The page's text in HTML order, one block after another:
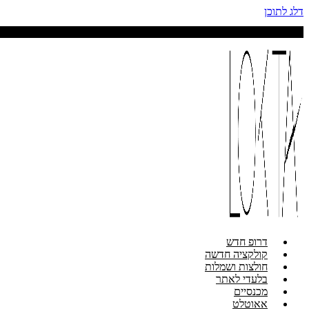
דלג לתוכן
דרופ חדש
קולקציה חדשה
חולצות ושמלות
בלעדי לאתר
מכנסיים
אאוטלט